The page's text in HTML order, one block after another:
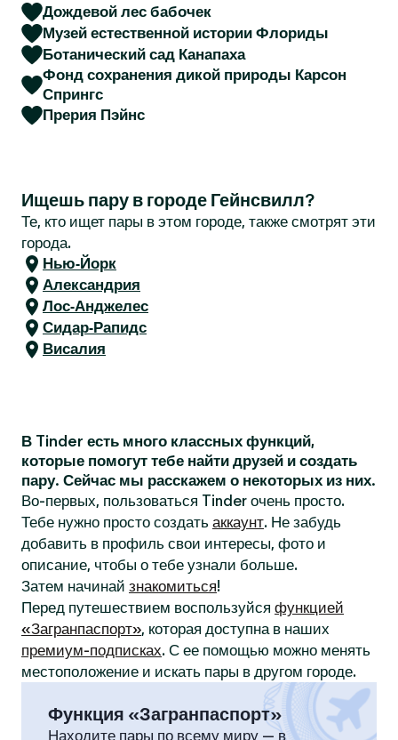
Дождевой лес бабочек
Музей естественной истории Флориды
Ботанический сад Канапаха
Фонд сохранения дикой природы Карсон
Спрингс
Прерия Пэйнс
Ищешь пару в городе Гейнсвилл?
Те, кто ищет пары в этом городе, также смотрят эти
города.
Нью-Йорк
Александрия
Лос-Анджелес
Сидар-Рапидс
Висалия
В Tinder есть много классных функций,
которые помогут тебе найти друзей и создать
пару. Сейчас мы расскажем о некоторых из них.
Во-первых, пользоваться Tinder очень просто.
Тебе нужно просто создать аккаунт. Не забудь
добавить в профиль свои интересы, фото и
описание, чтобы о тебе узнали больше.
Затем начинай знакомиться!
Перед путешествием воспользуйся функцией
«Загранпаспорт», которая доступна в наших
премиум-подписках. С ее помощью можно менять
местоположение и искать пары в другом городе.
Функция «Загранпаспорт»
Находите пары по всему миру — в